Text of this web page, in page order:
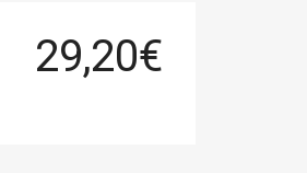
29,20€